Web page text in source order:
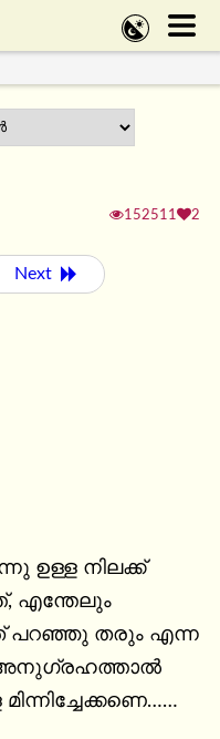
152511 2
Next
ഉള്ള നിലക്ക്
എന്തേലും
പറഞ്ഞു തരും എന്ന
അനുഗ്രഹത്താൽ